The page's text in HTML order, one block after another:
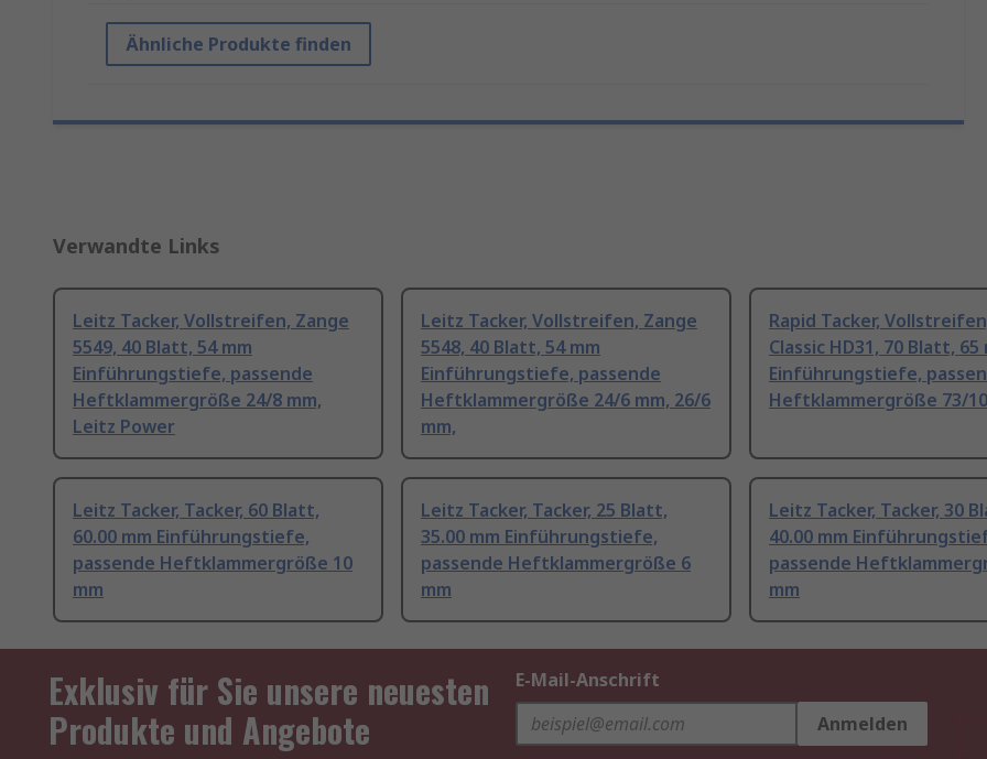
Ähnliche Produkte finden
Verwandte Links
Leitz Tacker, Vollstreifen, Zange
5549, 40 Blatt, 54 mm
Einführungstiefe, passende
Heftklammergröße 24/8 mm,
Leitz Power
Leitz Tacker, Vollstreifen, Zange
5548, 40 Blatt, 54 mm
Einführungstiefe, passende
Heftklammergröße 24/6 mm, 26/6
mm,
Rapid Tacker,
Classic HD31, 70 Blatt, 65
Einführungstiefe,
Heftklammergröße 73/
Leitz Tacker, Tacker, 60 Blatt,
60.00 mm Einführungstiefe,
passende Heftklammergröße 10
mm
Leitz Tacker, Tacker, 25 Blatt,
35.00 mm Einführungstiefe,
passende Heftklammergröße 6
mm
Leitz Tacker, Tacker, 30
40.00 mm
passende
mm
Exklusiv für Sie unsere neuesten
Produkte und Angebote
E-Mail-Anschrift
Anmelden